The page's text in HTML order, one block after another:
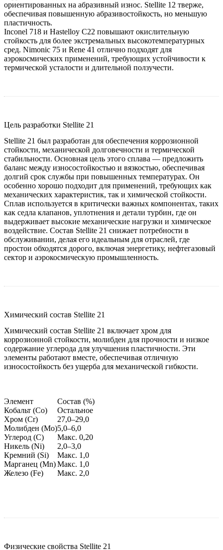
ориентированных на абразивный износ. Stellite 12 тверже,
обеспечивая повышенную абразивостойкость, но меньшую
пластичность.
Inconel 718 и Hastelloy C22 повышают окислительную
стойкость для более экстремальных высокотемпературных
сред. Nimonic 75 и Rene 41 отлично подходят для
аэрокосмических применений, требующих устойчивости к
термической усталости и длительной ползучести.
Цель разработки Stellite 21
Stellite 21 был разработан для обеспечения коррозионной
стойкости, механической долговечности и термической
стабильности. Основная цель этого сплава — предложить
баланс между износостойкостью и вязкостью, обеспечивая
долгий срок службы при повышенных температурах. Он
особенно хорошо подходит для применений, требующих как
механических характеристик, так и химической стойкости.
Сплав используется в критически важных компонентах, таких
как седла клапанов, уплотнения и детали турбин, где он
выдерживает высокие механические нагрузки и химическое
воздействие. Состав Stellite 21 снижает потребности в
обслуживании, делая его идеальным для отраслей, где
простои обходятся дорого, включая энергетику, нефтегазовый
сектор и аэрокосмическую промышленность.
Химический состав Stellite 21
Химический состав Stellite 21 включает хром для
коррозионной стойкости, молибден для прочности и низкое
содержание углерода для улучшения пластичности. Эти
элементы работают вместе, обеспечивая отличную
износостойкость без ущерба для механической гибкости.
Элемент
Состав (%)
Кобальт (Co)
Остальное
Хром (Cr)
27,0–29,0
Молибден (Mo)5,0–6,0
Углерод (C)
Макс. 0,20
Никель (Ni)
2,0–3,0
Кремний (Si)
Макс. 1,0
Марганец (Mn)Макс. 1,0
Железо (Fe)
Макс. 2,0
Физические свойства Stellite 21